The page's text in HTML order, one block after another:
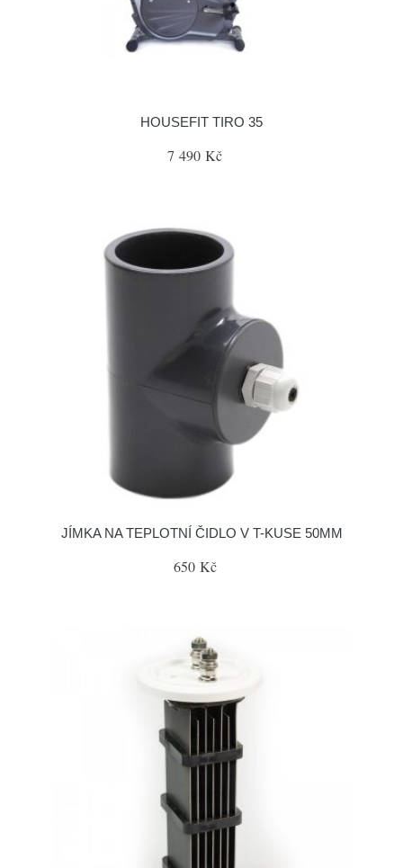
HOUSEFIT TIRO 35
7 490 Kč
JÍMKA NA TEPLOTNÍ ČIDLO V T-KUSE 50MM
650 Kč